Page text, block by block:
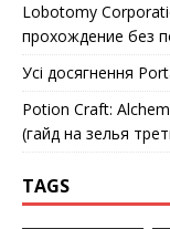
Lobotomy
прохождение без
Усі досягнення
Potion Craft:
(гайд на зелья
TAGS